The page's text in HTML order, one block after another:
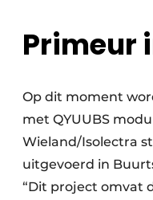
Primeur
Op dit moment
met QYUUBS
Wieland/Isolectra
uitgevoerd in
“Dit project omvat